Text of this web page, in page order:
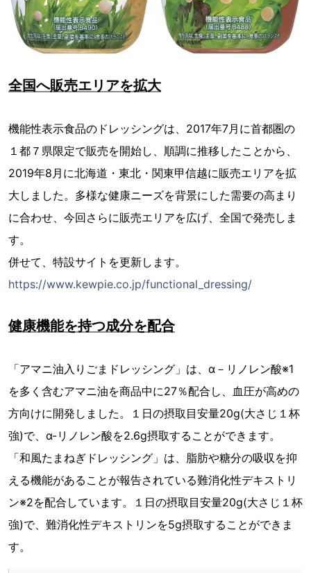
全国へ販売エリアを拡大
機能性表示食品のドレッシングは、2017年7月に首都圏の
１都７県限定で販売を開始し、順調に推移したことから、
2019年8月に北海道・東北・関東甲信越に販売エリアを拡
大しました。多様な健康ニーズを背景にした需要の高まり
に合わせ、今回さらに販売エリアを広げ、全国で発売しま
す。
併せて、特設サイトを更新します。
https://www.kewpie.co.jp/functional_dressing/
健康機能を持つ成分を配合
「アマニ油入りごまドレッシング」は、α－リノレン酸※1
を多く含むアマニ油を商品中に27％配合し、血圧が高めの
方向けに開発しました。１日の摂取目安量20g(大さじ１杯
強)で、α-リノレン酸を2.6g摂取することができます。
「和風たまねぎドレッシング」は、脂肪や糖分の吸収を抑
える機能があることが報告されている難消化性デキストリ
ン※2を配合しています。１日の摂取目安量20g(大さじ１杯
強)で、難消化性デキストリンを5g摂取することができま
す。